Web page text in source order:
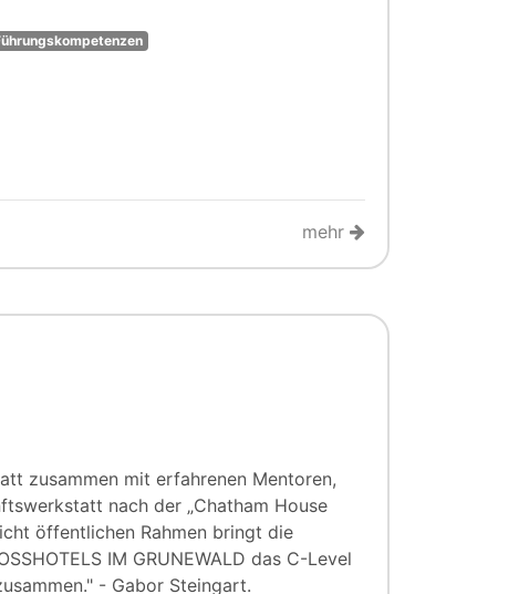
mehr
zusammen mit erfahrenen Mentoren,
nach der „Chatham House
öffentlichen Rahmen bringt die
IM GRUNEWALD das C-Level
- Gabor Steingart.